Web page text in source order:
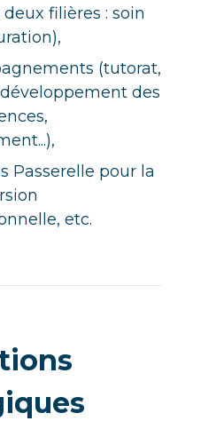
filières : soin
),
(tutorat,
des
Passerelle pour la
etc.